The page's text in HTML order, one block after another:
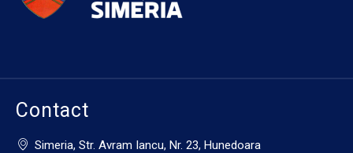
Contact
Simeria, Str. Avram Iancu, Nr. 23, Hunedoara